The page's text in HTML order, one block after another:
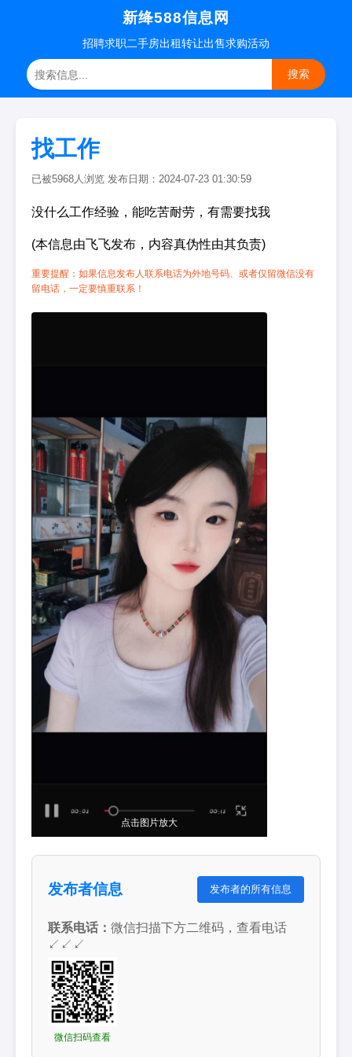
新绛588信息网
招聘求职二手房出租转让出售求购活动
搜索
找工作
已被5968人浏览 发布日期：2024-07-23 01:30:59
没什么工作经验，能吃苦耐劳，有需要找我
(本信息由飞飞发布，内容真伪性由其负责)
重要提醒：如果信息发布人联系电话为外地号码、或者仅留微信没有
留电话，一定要慎重联系！
点击图片放大
发布者信息 发布者的所有信息
联系电话： 微信扫描下方二维码，查看电话
↙↙↙
微信扫码查看